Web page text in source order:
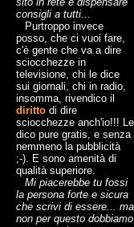
consigli a tutti...
Purtroppo invece
posso, che ci vuoi fare,
c'è gente che va a dire
sciocchezze in
televisione, chi le dice
sui giornali, chi in radio,
insomma, rivendico il
dirittodi dire
sciocchezze anch'io!!! Le
dico pure gratis, e senza
nemmeno la pubblicità
;-). E sono amenità di
qualità superiore.
Mi piacerebbe tu fossi
la persona forte e sicura
che scrivi di essere... ma
non per questo dobbiamo